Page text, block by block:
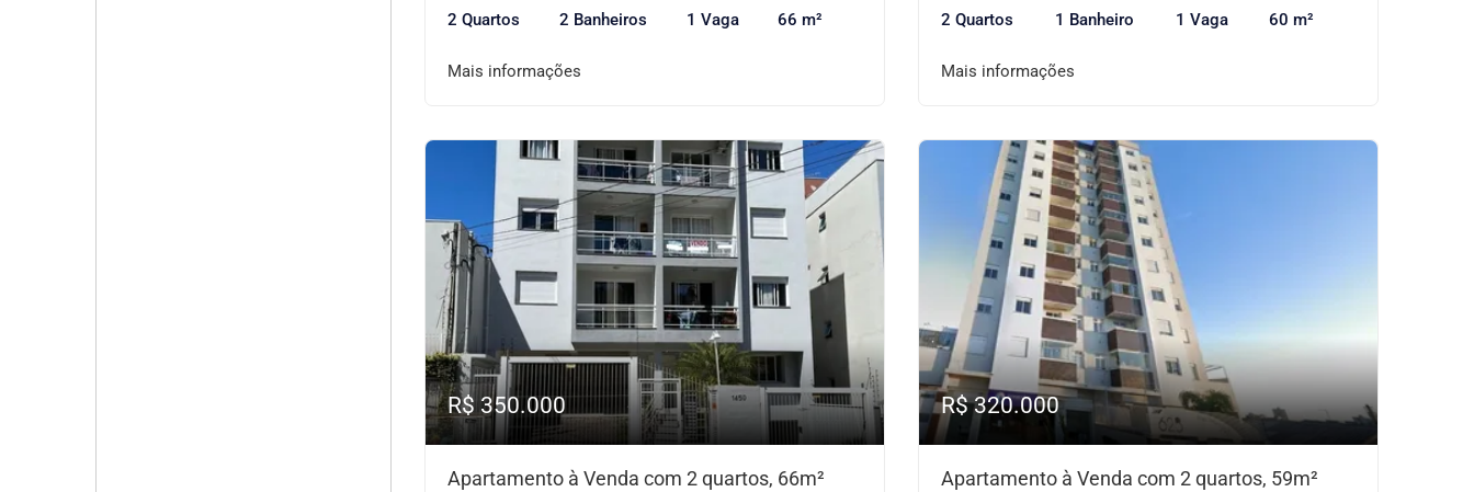
2 Quartos 2 Banheiros 1 Vaga 66 m²
Mais informações
2 Quartos 1 Banheiro 1 Vaga 60 m²
Mais informações
R$ 350.000
Apartamento à Venda com 2 quartos, 66m²
R$ 320.000
Apartamento à Venda com 2 quartos, 59m²